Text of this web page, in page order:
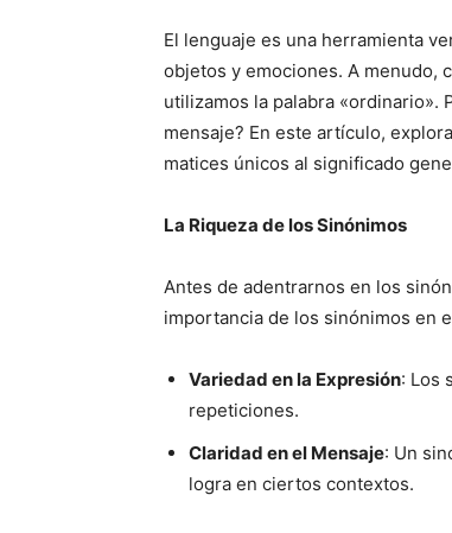
El lenguaje es una herramienta
objetos y emociones. A menudo,
utilizamos la palabra «ordinario».
mensaje? En este artículo,
matices únicos al significado
La Riqueza de los Sinónimos
Antes de adentrarnos en los
importancia de los sinónimos en
Variedad en la Expresión: Los
repeticiones.
Claridad en el Mensaje: Un
logra en ciertos contextos.